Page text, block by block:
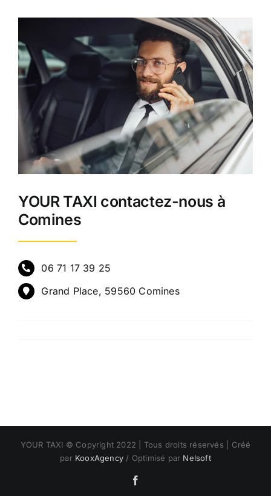
YOUR TAXI contactez-nous à
Comines
06 71 17 39 25
Grand Place, 59560 Comines
YOUR TAXI © Copyright 2022 | Tous droits réservés | Créé
par KooxAgency / Optimisé par Nelsoft